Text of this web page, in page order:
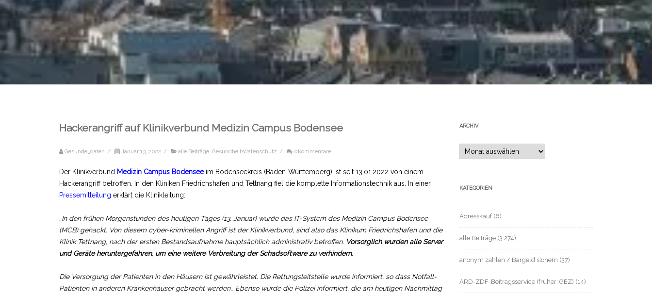
Hackerangriff auf Klinikverbund Medizin Campus Bodensee
Gesunde_daten / Januar 13, 2022 / alle Beiträge Gesundheitsdatenschutz / 0Kommentare
Der Klinikverbund Medizin Campus Bodenseeim Bodenseekreis (Baden-Württemberg) ist seit 13.01.2022 von einem
Hackerangriff betroffen. In den Kliniken Friedrichshafen und Tettnang fiel die komplette Informationstechnik aus. In einer
Pressemitteilung erklärt die Klinikleitung:
„In den frühen Morgenstunden des heutigen Tages (13. Januar) wurde das IT-System des Medizin Campus Bodensee
(MCB) gehackt. Von diesem cyber-kriminellen Angriff ist der Klinikverbund, sind also das Klinikum Friedrichshafen und die
Klinik Tettnang, nach der ersten Bestandsaufnahme hauptsächlich administrativ betroffen. Vorsorglich wurden alle Server
und Geräte heruntergefahren, um eine weitere Verbreitung der Schadsoftware zu verhindern.
Die Versorgung der Patienten in den Häusern ist gewährleistet. Die Rettungsleitstelle wurde informiert, so dass Notfall-
Patienten in anderen Krankenhäuser gebracht werden… Ebenso wurde die Polizei informiert, die am heutigen Nachmittag
ARCHIV
Archiv
KATEGORIEN
Adresskauf(6)
alle Beiträge (3.274)
anonym zahlen / Bargeld sichern (37)
ARD-ZDF-Beitragsservice (früher: GEZ) (14)